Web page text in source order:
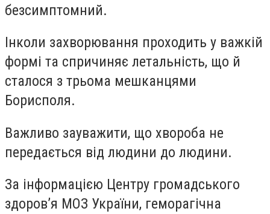
безсимптомний.
Інколи захворювання проходить у важкій
формі та спричиняє летальність, що й
сталося з трьома мешканцями
Борисполя.
Важливо зауважити, що хвороба не
передається від людини до людини.
За інформацією Центру громадського
здоров’я МОЗ України, геморагічна